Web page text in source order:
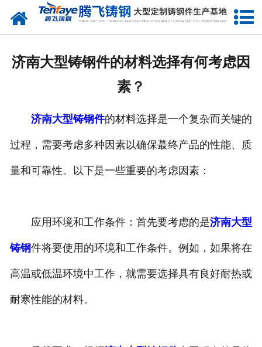
网站首页
生产能力
济南大型铸钢件的材料选择有何考虑因
素？
济南大型铸钢件的材料选择是一个复杂而关键的
过程，需要考虑多种因素以确保蕞终产品的性能、质
量和可靠性。以下是一些重要的考虑因素：
应用环境和工作条件：首先要考虑的是济南大型
铸钢件将要使用的环境和工作条件。例如，如果将在
高温或低温环境中工作，就需要选择具有良好耐热或
耐寒性能的材料。